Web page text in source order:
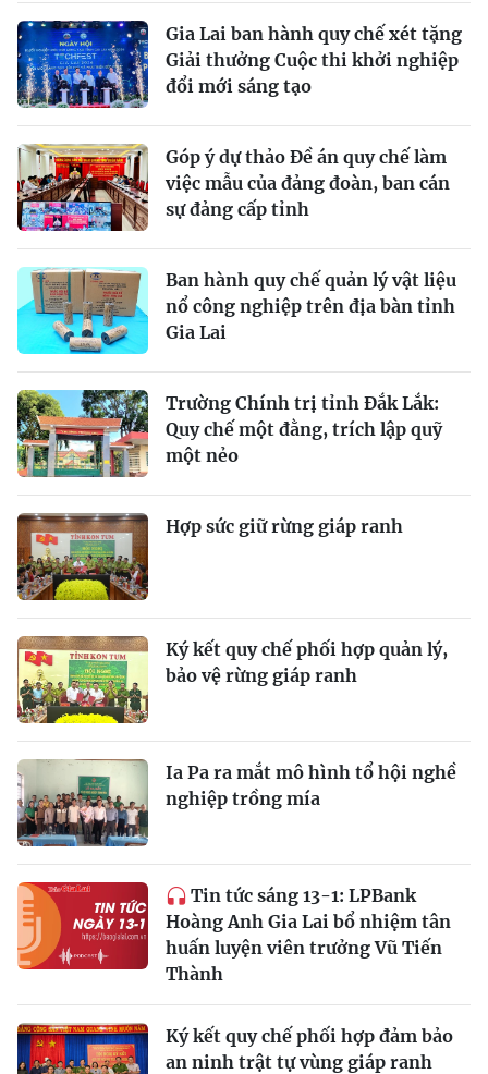
Gia Lai ban hành quy chế xét tặng
Giải thưởng Cuộc thi khởi nghiệp
đổi mới sáng tạo
Góp ý dự thảo Đề án quy chế làm
việc mẫu của đảng đoàn, ban cán
sự đảng cấp tỉnh
Ban hành quy chế quản lý vật liệu
nổ công nghiệp trên địa bàn tỉnh
Gia Lai
Trường Chính trị tỉnh Đắk Lắk:
Quy chế một đằng, trích lập quỹ
một nẻo
Hợp sức giữ rừng giáp ranh
Ký kết quy chế phối hợp quản lý,
bảo vệ rừng giáp ranh
Ia Pa ra mắt mô hình tổ hội nghề
nghiệp trồng mía
Tin tức sáng 13-1: LPBank
Hoàng Anh Gia Lai bổ nhiệm tân
huấn luyện viên trưởng Vũ Tiến
Thành
Ký kết quy chế phối hợp đảm bảo
an ninh trật tự vùng giáp ranh